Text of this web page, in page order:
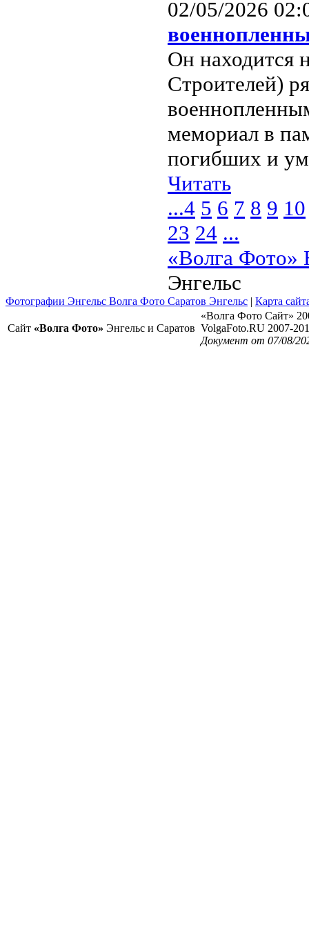
02/05/2026
Он находится
Строителей)
мемориал в
погибших и
Читать
...4 5 6 7 8 9 10
23 24 ...
«Волга Фото»
Энгельс
Фотографии Энгельс Волга Фото Саратов Энгельс | Карта
Сайт «Волга Фото» Энгельс и Саратов
«Волга Фото Сайт»
VolgaFoto.RU 2007-
Документ от 07/08/